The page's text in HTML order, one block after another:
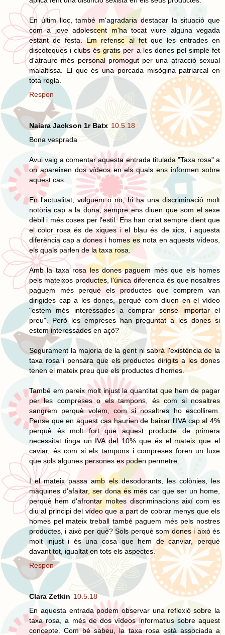
En últim lloc, també m'agradaria destacar la situació que
com a jove adolescent m'ha tocat viure alguna vegada
estant de festa. Em referisc al fet que les entrades en
discoteques i clubs és gratis per a les dones pel simple fet
d'atraure més personal promogut per una atracció sexual
malaltissa. El que és una porcada misògina patriarcal en
tota regla.
Respon
Naiara Jackson 1r Batx 10.5.18
Bona vesprada
Avui vaig a comentar aquesta entrada titulada "Taxa rosa" a
on apareixen dos vídeos en els quals ens informen sobre
aquest cas.
En l'actualitat, vulguem o no, hi ha una discriminació molt
notòria cap a la dona, sempre ens diuen que som el sexe
dèbil i més coses per l'estil. Ens han criat sempre dient que
el color rosa és de xiques i el blau és de xics, i aquesta
diferència cap a dones i homes es nota en aquests vídeos,
els quals parlen de la taxa rosa.
Amb la taxa rosa les dones paguem més que els homes
pels mateixos productes, l'única diferencia és que nosaltres
paguem més perquè els productes que comprem van
dirigides cap a les dones, perquè com diuen en el vídeo
"estem més interessades a comprar sense importar el
preu". Però les empreses han preguntat a les dones si
estem interessades en açò?
Segurament la majoria de la gent ni sabrà l'existència de la
taxa rosa i pensara que els productes dirigits a les dones
tenen el mateix preu que els productes d'homes.
També em pareix molt injust la quantitat que hem de pagar
per les compreses o els tampons, és com si nosaltres
sangrem perquè volem, com si nosaltres ho escollirem.
Pense que en aquest cas haurien de baixar l'IVA cap al 4%
perquè és molt fort que aquest producte de primera
necessitat tinga un IVA del 10% que és el mateix que el
caviar, és com si els tampons i compreses foren un luxe
que sols algunes persones es poden permetre.
I el mateix passa amb els desodorants, les colònies, les
màquines d'afaitar, ser dona és més car que ser un home,
perquè hem d'afrontar moltes discriminacions així com es
diu al principi del vídeo que a part de cobrar menys que els
homes pel mateix treball també paguem més pels nostres
productes, i això per què? Sols perquè som dones i això és
molt injust i és una cosa que hem de canviar, perquè
davant tot, igualtat en tots els aspectes.
Respon
Clara Zetkin 10.5.18
En aquesta entrada podem observar una reflexió sobre la
taxa rosa, a més de dos vídeos informatius sobre aquest
concepte. Com bé sabeu, la taxa rosa està associada a